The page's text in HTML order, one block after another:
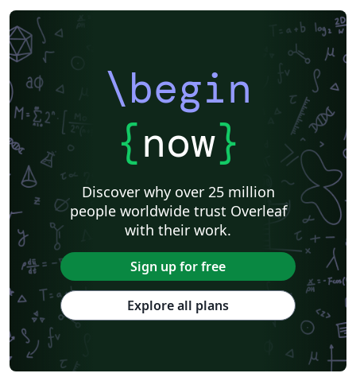
\begin
{now}
Discover why over 25 million
people worldwide trust Overleaf
with their work.
Sign up for free
Explore all plans